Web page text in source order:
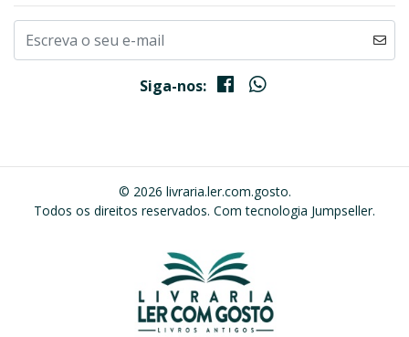
Siga-nos:
© 2026 livraria.ler.com.gosto.
Todos os direitos reservados. Com tecnologia Jumpseller.